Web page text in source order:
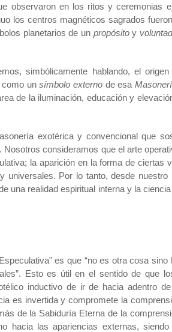
observaron en los ritos y ceremonias
los centros magnéticos sagrados
planetarios de un propósitoy voluntad
simbólicamente hablando, el
como unsímbolo externo de esa
de la iluminación, educación y
exotérica y convencional que
consideramos que el arte
la aparición en la forma de ciertas
universales. Por lo tanto, desde nuestro
una realidad espiritual interna y la
es que “no es otra cosa sino
Esto es útil en el sentido de que
inductivo de ir de hacia adentro
es invertida y compromete la
de la Sabiduría Eterna de la
hacia las apariencias externas, siendo